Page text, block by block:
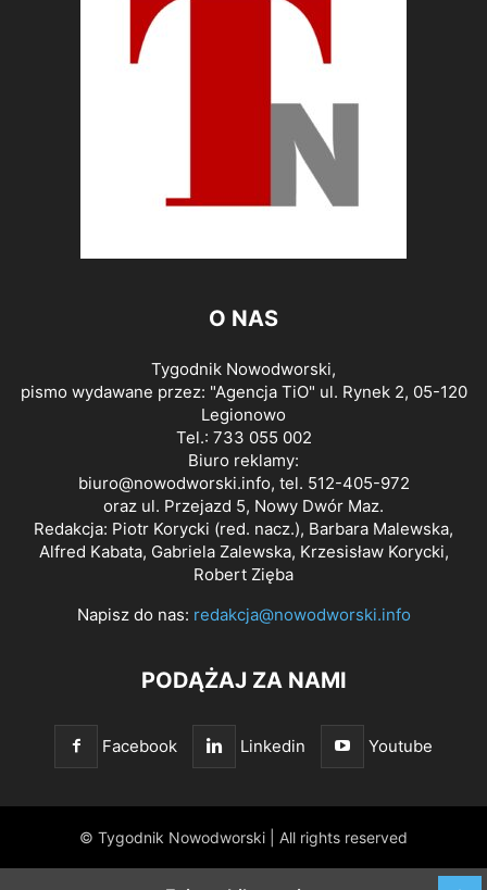
O NAS
Tygodnik Nowodworski,
pismo wydawane przez: "Agencja TiO" ul. Rynek 2, 05-120
Legionowo
Tel.: 733 055 002
Biuro reklamy:
biuro@nowodworski.info, tel. 512-405-972
oraz ul. Przejazd 5, Nowy Dwór Maz.
Redakcja: Piotr Korycki (red. nacz.), Barbara Malewska,
Alfred Kabata, Gabriela Zalewska, Krzesisław Korycki,
Robert Zięba
Napisz do nas: redakcja@nowodworski.info
PODĄŻAJ ZA NAMI
Facebook Linkedin Youtube
© Tygodnik Nowodworski | All rights reserved